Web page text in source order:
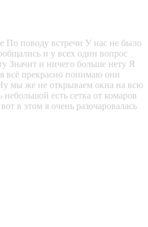
По поводу встречи У нас не было
и у всех один вопрос
Значит и ничего больше нету Я
всё прекрасно понимаю они
мы же не открываем окна на всю
небольшой есть сетка от комаров
в этом я очень разочаровалась